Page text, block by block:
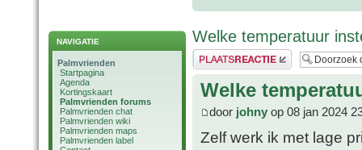
NAVIGATIE
Palmvrienden
Startpagina
Agenda
Kortingskaart
Palmvrienden forums
Palmvrienden chat
Palmvrienden wiki
Palmvrienden maps
Palmvrienden label
Welke temperatuur
Plaats een reactie
Welke
door johny op 08 jan 2024
Zelf werk ik met lage